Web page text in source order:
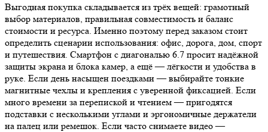
Выгодная покупка складывается из трёх вещей: грамотный
выбор материалов, правильная совместимость и баланс
стоимости и ресурса. Именно поэтому перед заказом стоит
определить сценарии использования: офис, дорога, дом, спорт
и путешествия. Смартфон с диагональю 6.7 просит надёжной
защиты экрана и блока камер, а ещё — лёгкости и удобства в
руке. Если день насыщен поездками — выбирайте тонкие
магнитные чехлы и крепления с уверенной фиксацией. Если
много времени за перепиской и чтением — пригодятся
подставки с несколькими углами и эргономичные держатели
на палец или ремешок. Если часто снимаете видео —